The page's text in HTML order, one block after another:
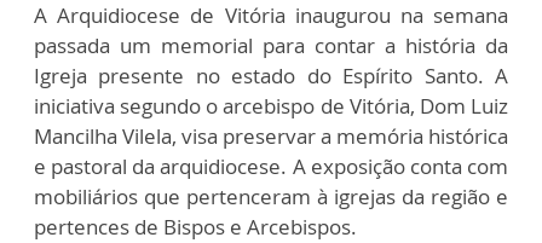
A Arquidiocese de Vitória inaugurou na semana
passada um memorial para contar a história da
Igreja presente no estado do Espírito Santo. A
iniciativa segundo o arcebispo de Vitória, Dom Luiz
Mancilha Vilela, visa preservar a memória histórica
e pastoral da arquidiocese. A exposição conta com
mobiliários que pertenceram à igrejas da região e
pertences de Bispos e Arcebispos.